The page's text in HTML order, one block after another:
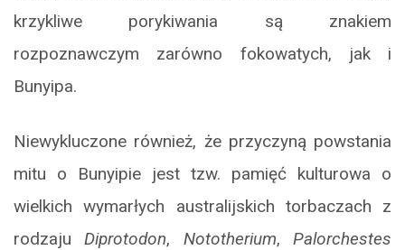
krzykliwe porykiwania są znakiem
rozpoznawczym zarówno fokowatych, jak i
Bunyipa.
Niewykluczone również, że przyczyną powstania
mitu o Bunyipie jest tzw. pamięć kulturowa o
wielkich wymarłych australijskich torbaczach z
rodzajuDiprotodon, Nototherium,Palorchestes